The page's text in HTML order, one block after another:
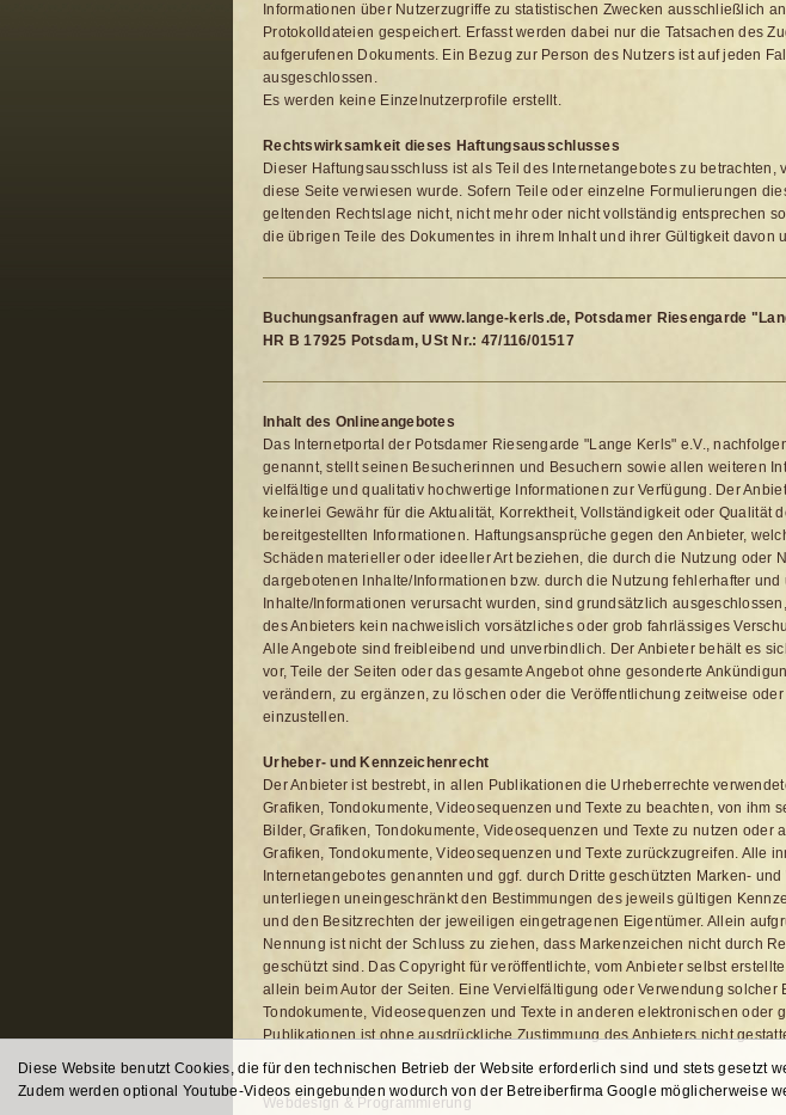
Informationen über Nutzerzugriffe zu statistischen Zwecken ausschließlich
Protokolldateien gespeichert. Erfasst werden dabei nur die Tatsachen des
aufgerufenen Dokuments. Ein Bezug zur Person des Nutzers ist auf jeden Fall
ausgeschlossen.
Es werden keine Einzelnutzerprofile erstellt.
Rechtswirksamkeit dieses Haftungsausschlusses
Dieser Haftungsausschluss ist als Teil des Internetangebotes zu betrachten,
diese Seite verwiesen wurde. Sofern Teile oder einzelne Formulierungen
geltenden Rechtslage nicht, nicht mehr oder nicht vollständig entsprechen
die übrigen Teile des Dokumentes in ihrem Inhalt und ihrer Gültigkeit davon
Buchungsanfragen auf www.lange-kerls.de, Potsdamer Riesengarde
HR B 17925 Potsdam, USt Nr.: 47/116/01517
Inhalt des Onlineangebotes
Das Internetportal der Potsdamer Riesengarde "Lange Kerls" e.V.,
genannt, stellt seinen Besucherinnen und Besuchern sowie allen weiteren
vielfältige und qualitativ hochwertige Informationen zur Verfügung. Der
keinerlei Gewähr für die Aktualität, Korrektheit, Vollständigkeit oder Qualität
bereitgestellten Informationen. Haftungsansprüche gegen den Anbieter,
Schäden materieller oder ideeller Art beziehen, die durch die Nutzung oder
dargebotenen Inhalte/Informationen bzw. durch die Nutzung fehlerhafter
Inhalte/Informationen verursacht wurden, sind grundsätzlich
des Anbieters kein nachweislich vorsätzliches oder grob fahrlässiges
Alle Angebote sind freibleibend und unverbindlich. Der Anbieter behält es
vor, Teile der Seiten oder das gesamte Angebot ohne gesonderte
verändern, zu ergänzen, zu löschen oder die Veröffentlichung zeitweise
einzustellen.
Urheber- und Kennzeichenrecht
Der Anbieter ist bestrebt, in allen Publikationen die Urheberrechte
Grafiken, Tondokumente, Videosequenzen und Texte zu beachten, von ihm
Bilder, Grafiken, Tondokumente, Videosequenzen und Texte zu nutzen oder
Grafiken, Tondokumente, Videosequenzen und Texte zurückzugreifen. Alle
Internetangebotes genannten und ggf. durch Dritte geschützten Marken-
unterliegen uneingeschränkt den Bestimmungen des jeweils gültigen
und den Besitzrechten der jeweiligen eingetragenen Eigentümer. Allein
Nennung ist nicht der Schluss zu ziehen, dass Markenzeichen nicht durch
geschützt sind. Das Copyright für veröffentlichte, vom Anbieter selbst
allein beim Autor der Seiten. Eine Vervielfältigung oder Verwendung solcher
Tondokumente, Videosequenzen und Texte in anderen elektronischen oder
Publikationen ist ohne ausdrückliche Zustimmung des Anbieters nicht
Webdesign & Programmierung
Diese Website benutzt Cookies, die für den technischen Betrieb der Website erforderlich sind und stets gesetzt
Zudem werden optional Youtube-Videos eingebunden wodurch von der Betreiberfirma Google möglicherweise